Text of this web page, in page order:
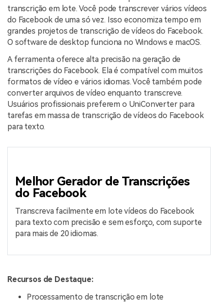
transcrição em lote. Você pode transcrever vários vídeos
do Facebook de uma só vez. Isso economiza tempo em
grandes projetos de transcrição de vídeos do Facebook.
O software de desktop funciona no Windows e macOS.
A ferramenta oferece alta precisão na geração de
transcrições do Facebook. Ela é compatível com muitos
formatos de vídeo e vários idiomas. Você também pode
converter arquivos de vídeo enquanto transcreve.
Usuários profissionais preferem o UniConverter para
tarefas em massa de transcrição de vídeos do Facebook
para texto.
Melhor Gerador de Transcrições
do Facebook
Transcreva facilmente em lote vídeos do Facebook
para texto com precisão e sem esforço, com suporte
para mais de 20 idiomas.
Recursos de Destaque:
Processamento de transcrição em lote